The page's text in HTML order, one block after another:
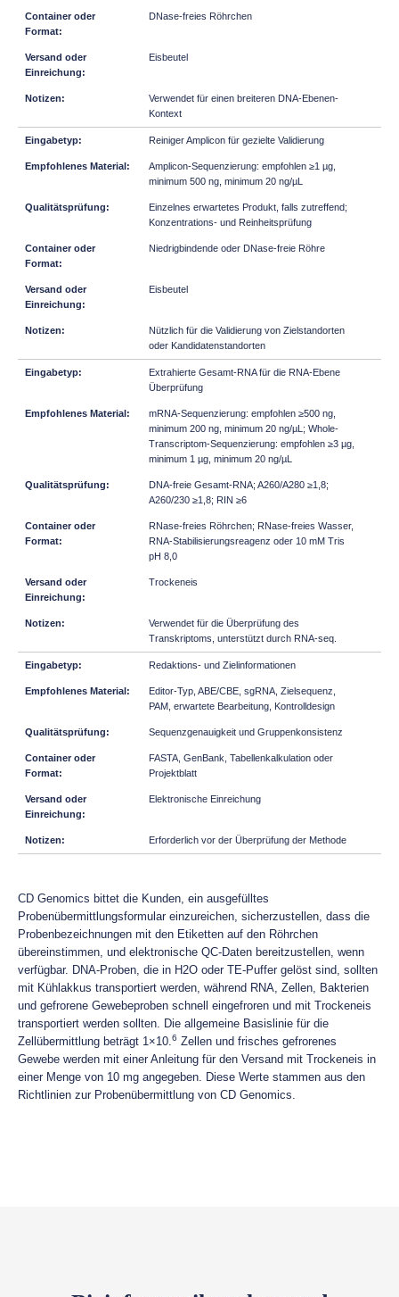
DNase-freies Röhrchen
Eisbeutel
Verwendet für einen breiteren DNA-Ebenen-
Kontext
Reiniger Amplicon für gezielte Validierung
Amplicon-Sequenzierung: empfohlen ≥1 µg,
minimum 500 ng, minimum 20 ng/µL
Einzelnes erwartetes Produkt, falls zutreffend;
Konzentrations- und Reinheitsprüfung
Niedrigbindende oder DNase-freie Röhre
Eisbeutel
Nützlich für die Validierung von Zielstandorten
oder Kandidatenstandorten
Extrahierte Gesamt-RNA für die RNA-Ebene
Überprüfung
mRNA-Sequenzierung: empfohlen ≥500 ng,
minimum 200 ng, minimum 20 ng/µL; Whole-
Transcriptom-Sequenzierung: empfohlen ≥3 µg,
minimum 1 µg, minimum 20 ng/µL
DNA-freie Gesamt-RNA; A260/A280 ≥1,8;
A260/230 ≥1,8; RIN ≥6
RNase-freies Röhrchen; RNase-freies Wasser,
RNA-Stabilisierungsreagenz oder 10 mM Tris
pH 8,0
Trockeneis
Verwendet für die Überprüfung des
Transkriptoms, unterstützt durch RNA-seq.
Redaktions- und Zielinformationen
Editor-Typ, ABE/CBE, sgRNA, Zielsequenz,
PAM, erwartete Bearbeitung, Kontrolldesign
Sequenzgenauigkeit und Gruppenkonsistenz
FASTA, GenBank, Tabellenkalkulation oder
Projektblatt
Elektronische Einreichung
Erforderlich vor der Überprüfung der Methode
CD Genomics bittet die Kunden, ein ausgefülltes
Probenübermittlungsformular einzureichen, sicherzustellen, dass die
Probenbezeichnungen mit den Etiketten auf den Röhrchen
übereinstimmen, und elektronische QC-Daten bereitzustellen, wenn
verfügbar. DNA-Proben, die in H2O oder TE-Puffer gelöst sind, sollten
mit Kühlakkus transportiert werden, während RNA, Zellen, Bakterien
und gefrorene Gewebeproben schnell eingefroren und mit Trockeneis
transportiert werden sollten. Die allgemeine Basislinie für die
Zellübermittlung beträgt 1×10.6 Zellen und frisches gefrorenes
Gewebe werden mit einer Anleitung für den Versand mit Trockeneis in
einer Menge von 10 mg angegeben. Diese Werte stammen aus den
Richtlinien zur Probenübermittlung von CD Genomics.